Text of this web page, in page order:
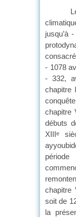
Le
jusqu’à
- 1078
- 332,
chapitre
chapitre
débuts
XIIIe
chapitre
soit de
la